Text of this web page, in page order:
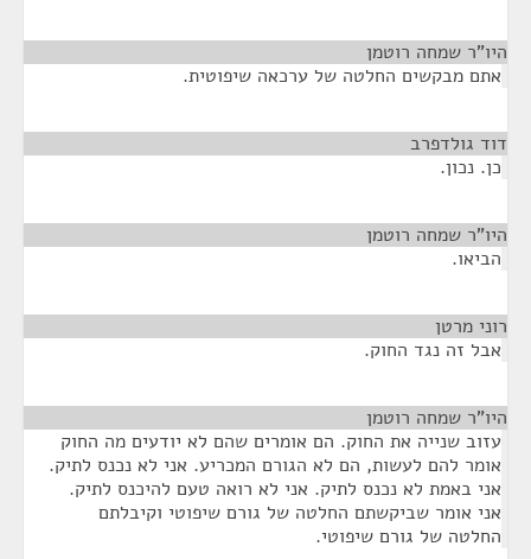
היו"ר שמחה רוטמן
אתם מבקשים החלטה של ערכאה שיפוטית.
דוד גולדפרב
כן. נכון.
היו"ר שמחה רוטמן
הביאו.
רוני מרטן
אבל זה נגד החוק.
היו"ר שמחה רוטמן
עזוב שנייה את החוק. הם אומרים שהם לא יודעים מה החוק
אומר להם לעשות, הם לא הגורם המכריע. אני לא נכנס לתיק.
אני באמת לא נכנס לתיק. אני לא רואה טעם להיכנס לתיק.
אני אומר שביקשתם החלטה של גורם שיפוטי וקיבלתם
החלטה של גורם שיפוטי.